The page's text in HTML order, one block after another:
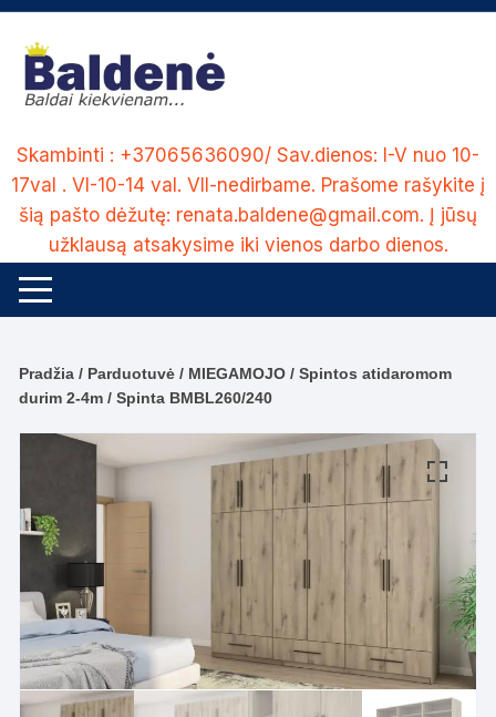
Skip
content
Skambinti : +37065636090/ Sav.dienos: I-V nuo 10-
17val . VI-10-14 val. VII-nedirbame. Prašome rašykite į
šią pašto dėžutę: renata.baldene@gmail.com. Į jūsų
užklausą atsakysime iki vienos darbo dienos.
Pradžia / Parduotuvė / MIEGAMOJO /Spintos atidaromom
durim 2-4m / Spinta BMBL260/240